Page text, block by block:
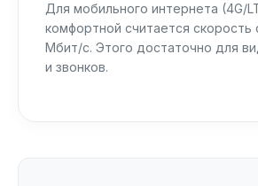
Для мобильного интернета (4G/
комфортной считается скорость
Мбит/с. Этого достаточно для
и звонков.